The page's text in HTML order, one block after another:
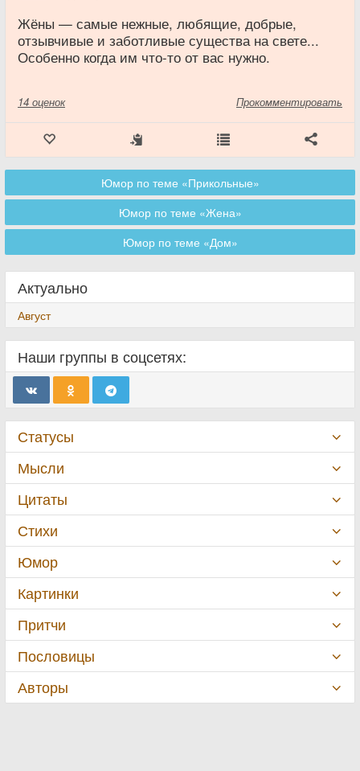
Жёны — самые нежные, любящие, добрые,
отзывчивые и заботливые существа на свете...
Особенно когда им что-то от вас нужно.
14 оценок Прокомментировать
Юмор по теме «Прикольные»
Юмор по теме «Жена»
Юмор по теме «Дом»
Актуально
Август
Наши группы в соцсетях:
Статусы
Мысли
Цитаты
Стихи
Юмор
Картинки
Притчи
Пословицы
Авторы